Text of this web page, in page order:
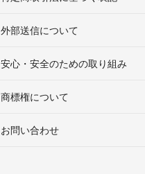
外部送信について
安心・安全のための取り組み
商標権について
お問い合わせ